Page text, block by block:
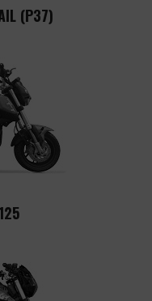
(P37)